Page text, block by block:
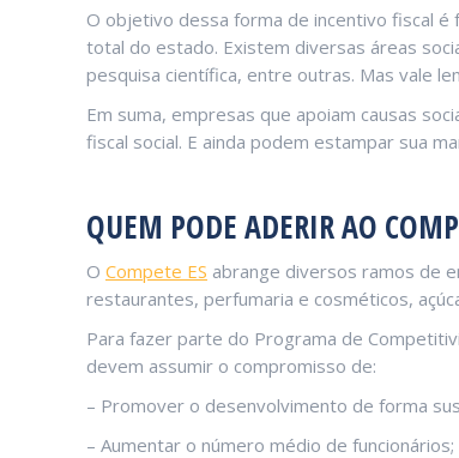
O objetivo dessa forma de incentivo fiscal é
total do estado. Existem diversas áreas
pesquisa científica, entre outras. Mas vale
Em suma, empresas que apoiam causas
fiscal social. E ainda podem estampar sua
QUEM PODE ADERIR AO
O Compete ES abrange diversos ramos de
restaurantes, perfumaria e cosméticos,
Para fazer parte do Programa de
devem assumir o compromisso de:
– Promover o desenvolvimento de forma
– Aumentar o número médio de funcionários;